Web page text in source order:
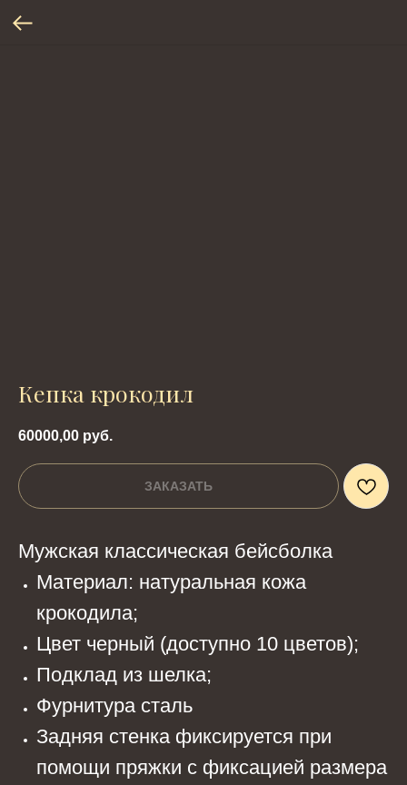
Кепка крокодил
60000,00 руб.
ЗАКАЗАТЬ
Мужская классическая бейсболка
Материал: натуральная кожа
крокодила;
Цвет черный (доступно 10 цветов);
Подклад из шелка;
Фурнитура сталь
Задняя стенка фиксируется при
помощи пряжки с фиксацией размера